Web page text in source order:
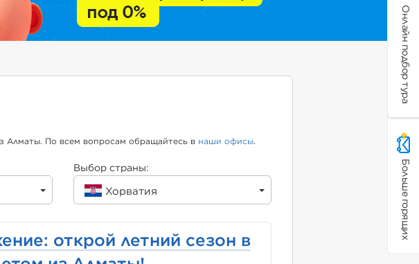
Онлайн подбор тура
Больше горящих
Алматы. По всем вопросам обращайтесь в наши офисы.
Выбор страны:
Хорватия
открой летний сезон в